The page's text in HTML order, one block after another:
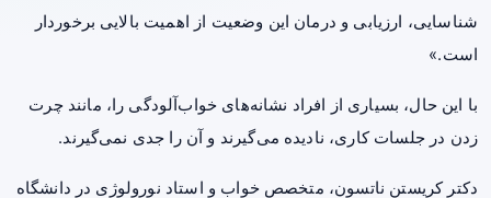
شناسایی، ارزیابی و درمان این وضعیت از اهمیت بالایی برخوردار
است.»
با این حال، بسیاری از افراد نشانه‌های خواب‌آلودگی را، مانند چرت
زدن در جلسات کاری، نادیده می‌گیرند و آن را جدی نمی‌گیرند.
دکتر کریستن ناتسون، متخصص خواب و استاد نورولوژی در دانشگاه